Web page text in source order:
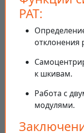
PAT:
отклонения
к шкивам.
Работа с
модулями.